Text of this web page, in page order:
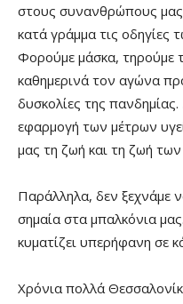
στους συνανθρώπους
κατά γράμμα τις οδηγίες
Φορούμε μάσκα, τηρούμε
καθημερινά τον αγώνα
δυσκολίες της
εφαρμογή των μέτρων
μας τη ζωή και τη ζωή
Παράλληλα, δεν ξεχνάμε
σημαία στα μπαλκόνια
κυματίζει υπερήφανη σε
Χρόνια πολλά